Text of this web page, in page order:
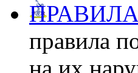
ПРАВИЛА
правила